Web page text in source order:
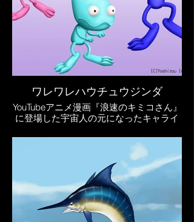
ワレワレハウチュウジンダ
YouTubeアニメ漫画『浪速のキミコさん』
に登場した宇宙人の元になったキャライ
ラスト（複数）
この宇宙人が登場するアニメ漫画はこち
らのYouTube『因幡よしぞうCH』にて公
開しています。
↓